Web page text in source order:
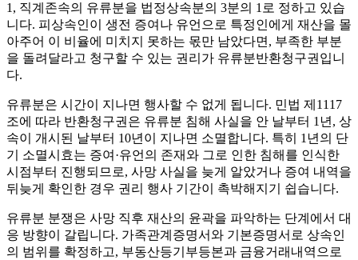
1, 직계존속의 유류분을 법정상속분의 3분의 1로 정하고 있습
니다. 피상속인이 생전 증여나 유언으로 특정인에게 재산을 몰
아주어 이 비율에 미치지 못하는 몫만 남았다면, 부족한 부분
을 돌려달라고 청구할 수 있는 권리가 유류분반환청구권입니
다.
유류분은 시간이 지나면 행사할 수 없게 됩니다. 민법 제1117
조에 따라 반환청구권은 유류분 침해 사실을 안 날부터 1년, 상
속이 개시된 날부터 10년이 지나면 소멸합니다. 특히 1년의 단
기 소멸시효는 증여·유언의 존재와 그로 인한 침해를 인식한
시점부터 진행되므로, 사망 사실을 늦게 알았거나 증여 내역을
뒤늦게 확인한 경우 권리 행사 기간이 촉박해지기 쉽습니다.
유류분 분쟁은 사망 직후 재산의 윤곽을 파악하는 단계에서 대
응 방향이 갈립니다. 가족관계증명서와 기본증명서로 상속인
의 범위를 확정하고, 부동산등기부등본과 금융거래내역으로